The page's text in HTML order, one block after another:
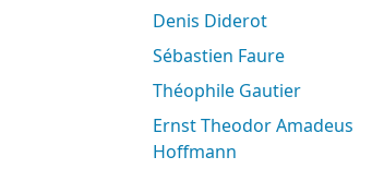
Denis Diderot
Sébastien Faure
Théophile Gautier
Ernst Theodor Amadeus
Hoffmann